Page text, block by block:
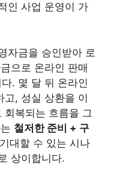
인 사업 운영이 가
자금을 승인받아 로
으로 온라인 판매
. 몇 달 뒤 온라인
고, 성실 상환을 이
회복되는 흐름을 그
철저한 준비 + 구
대할 수 있는 시나
상이합니다.